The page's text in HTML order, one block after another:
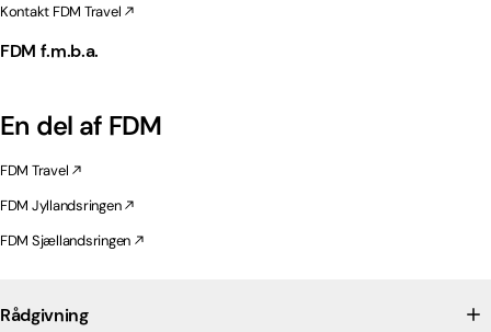
Kontakt FDM Travel
FDM f.m.b.a.
En del af FDM
FDM Travel
FDM Jyllandsringen
FDM Sjællandsringen
Rådgivning